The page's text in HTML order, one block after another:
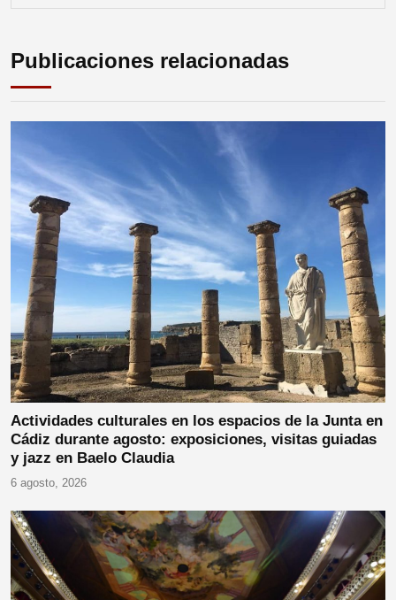
Publicaciones relacionadas
Actividades culturales en los espacios de la Junta en
Cádiz durante agosto: exposiciones, visitas guiadas
y jazz en Baelo Claudia
6 agosto, 2026